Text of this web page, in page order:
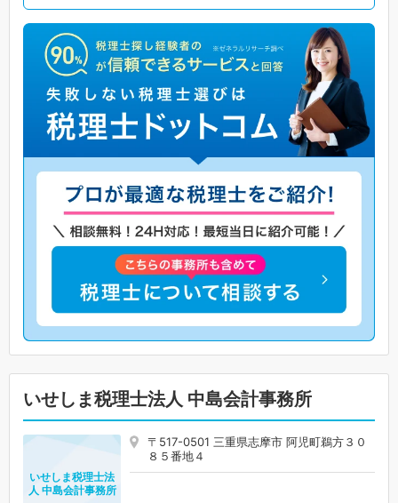
いせしま税理士法人 中島会計事務所
〒517-0501 三重県志摩市 阿児町鵜方３０
８５番地４
いせしま税理士法
人 中島会計事務所